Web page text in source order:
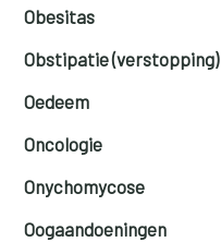
Obesitas
Obstipatie (verstopping)
Oedeem
Oncologie
Onychomycose
Oogaandoeningen